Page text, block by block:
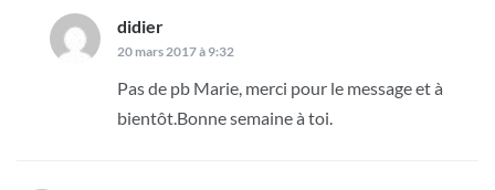
didier
20 mars 2017 à 9:32
Pas de pb Marie, merci pour le message et à
bientôt.Bonne semaine à toi.